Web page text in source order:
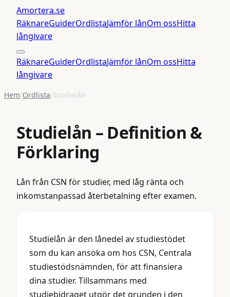
Amortera.se
RäknareGuiderOrdlistaJämför lånOm ossHitta
långivare
RäknareGuiderOrdlistaJämför lånOm ossHitta
långivare
Hem/Ordlista/Studielån
Studielån – Definition &
Förklaring
Lån från CSN för studier, med låg ränta och
inkomstanpassad återbetalning efter examen.
Studielån är den lånedel av studiestödet
som du kan ansöka om hos CSN, Centrala
studiestödsnämnden, för att finansiera
dina studier. Tillsammans med
studiebidraget utgör det grunden i den